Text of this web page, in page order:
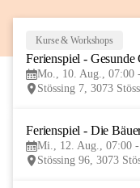
Kurse & Workshops
Ferienspiel -
Mo., 10. Aug., 07:00
Stössing 7, 3073
Ferienspiel - Die
Mi., 12. Aug., 07:00
Stössing 96, 3073